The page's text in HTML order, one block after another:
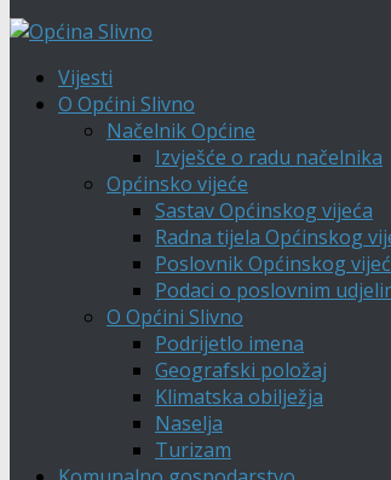
Vijesti
O Općini Slivno
Načelnik Općine
Izvješće o radu načelnika
Općinsko vijeće
Sastav Općinskog vijeća
Radna tijela Općinskog
Poslovnik Općinskog
Podaci o poslovnim
O Općini Slivno
Podrijetlo imena
Geografski položaj
Klimatska obilježja
Naselja
Turizam